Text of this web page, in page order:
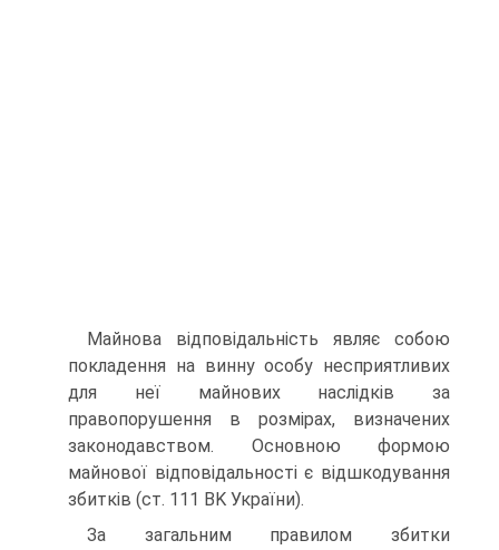
Майнова відповідальність являє собою
покладення на винну особу несприятливих
для неї майнових наслідків за
правопорушення в розмірах, визначених
законодавством. Основною формою
майнової відповідальності є відшкодування
збитків (ст. 111 BK України).
За загальним правилом збитки